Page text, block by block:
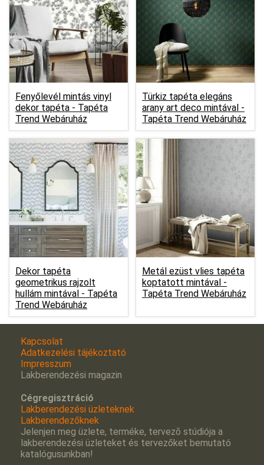
Fenyőlevél mintás vinyl
dekor tapéta - Tapéta
Trend Webáruház
Türkiz tapéta elegáns
arany art deco mintával -
Tapéta Trend Webáruház
Dekor tapéta
geometrikus rajzolt
hullám mintával - Tapéta
Trend Webáruház
Metál ezüst vlies tapéta
koptatott mintával -
Tapéta Trend Webáruház
Kapcsolat
Adatkezelési tájékoztató
Impresszum
Lakberendezési magazin
Cégregisztráció
Lakberendezési üzleteknek
Lakberendezőknek
Jelenjen meg üzlete, terméke, tervezõ stúdiója a
lakberendezési üzleteket és tervezőket bemutató
katalógusunkban!